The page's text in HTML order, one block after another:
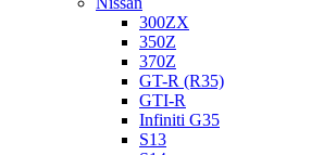
300ZX
350Z
370Z
GT-R (R35)
GTI-R
Infiniti G35
S13